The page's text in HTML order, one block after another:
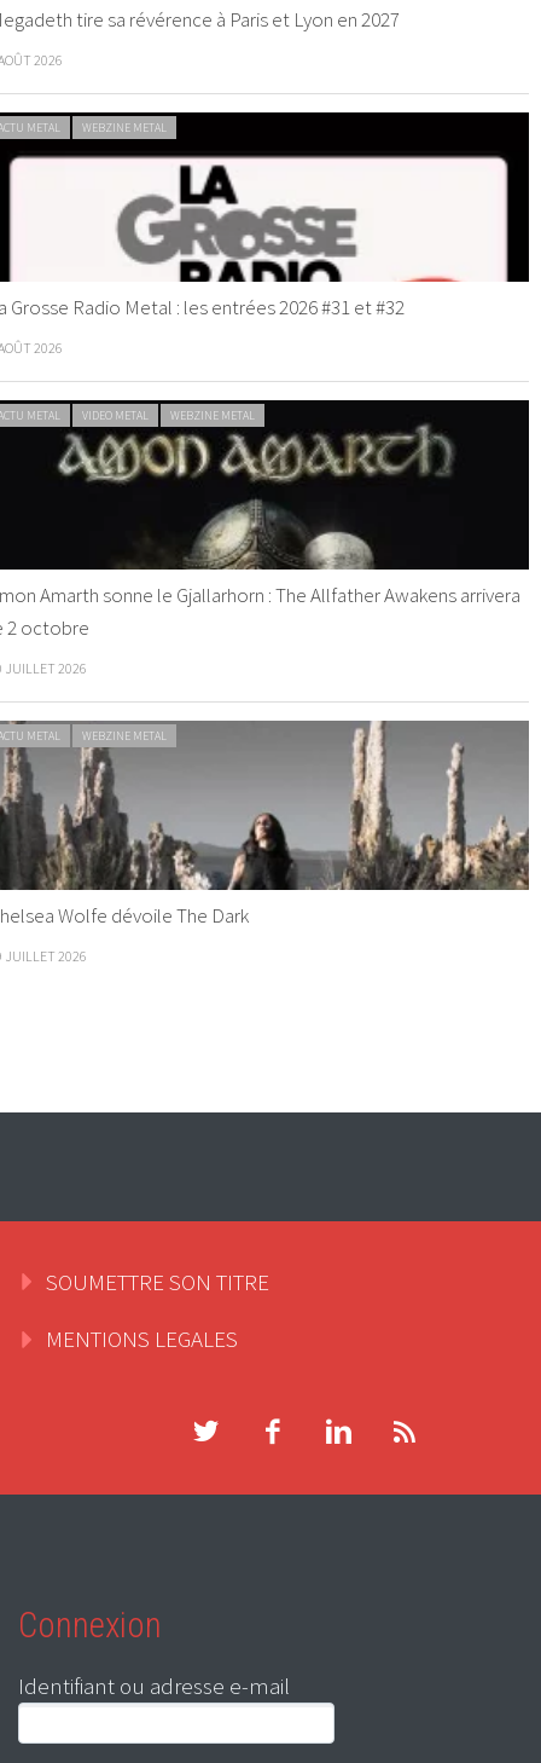
tire sa révérence à Paris et Lyon en 2027
2026
METAL WEBZINE METAL
Grosse Radio Metal : les entrées 2026 #31 et #32
2026
METAL VIDEO METAL WEBZINE METAL
Amarth sonne le Gjallarhorn : The Allfather Awakens arrivera
2 octobre
JUILLET 2026
METAL WEBZINE METAL
Wolfe dévoile The Dark
JUILLET 2026
SOUMETTRE SON TITRE
MENTIONS LEGALES
Connexion
Identifiant ou adresse e-mail